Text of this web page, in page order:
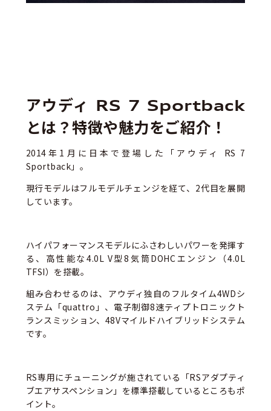
アウディ RS 7 Sportback
とは？特徴や魅力をご紹介！
2014年1月に日本で登場した「アウディ RS 7
Sportback」。
現行モデルはフルモデルチェンジを経て、2代目を展開
しています。
ハイパフォーマンスモデルにふさわしいパワーを発揮す
る、高性能な4.0L V型8気筒DOHCエンジン（4.0L
TFSI）を搭載。
組み合わせるのは、アウディ独自のフルタイム4WDシ
ステム「quattro」、電子制御8速ティプトロニックト
ランスミッション、48Vマイルドハイブリッドシステム
です。
RS専用にチューニングが施されている「RSアダプティ
ブエアサスペンション」を標準搭載しているところもポ
イント。